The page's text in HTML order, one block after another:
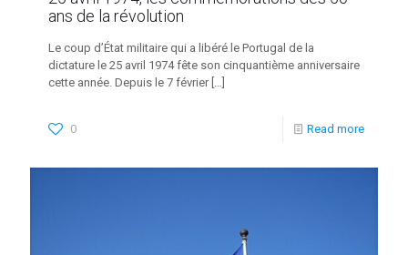
ans de la révolution
Le coup d’État militaire qui a libéré le Portugal de la
dictature le 25 avril 1974 fête son cinquantième anniversaire
cette année. Depuis le 7 février[…]
0 Read more